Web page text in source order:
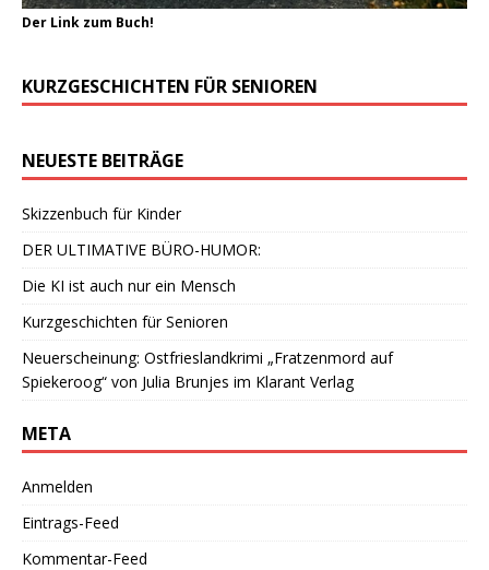
Der Link zum Buch!
KURZGESCHICHTEN FÜR SENIOREN
NEUESTE BEITRÄGE
Skizzenbuch für Kinder
DER ULTIMATIVE BÜRO-HUMOR:
Die KI ist auch nur ein Mensch
Kurzgeschichten für Senioren
Neuerscheinung: Ostfrieslandkrimi „Fratzenmord auf
Spiekeroog“ von Julia Brunjes im Klarant Verlag
META
Anmelden
Eintrags-Feed
Kommentar-Feed